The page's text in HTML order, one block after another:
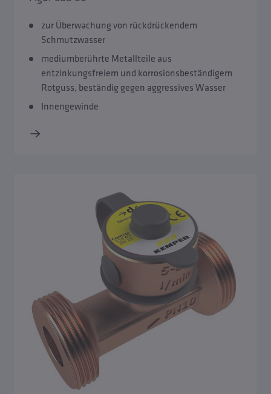
zur Überwachung von rückdrückendem
Schmutzwasser
mediumberührte Metallteile aus
entzinkungsfreiem und korrosionsbeständigem
Rotguss, beständig gegen aggressives Wasser
Innengewinde